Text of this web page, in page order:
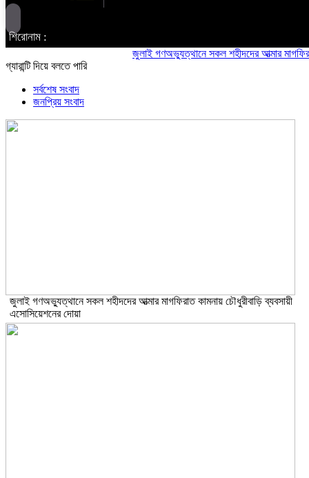
শিরোনাম :
জুলাই গণঅভ্যুত্থানে সকল শহীদদের আত্মার মাগফিরাত
গ্যারান্টি দিয়ে বলতে পারি
সর্বশেষ সংবাদ
জনপ্রিয় সংবাদ
জুলাই গণঅভ্যুত্থানে সকল শহীদদের আত্মার মাগফিরাত কামনায় চৌধুরীবাড়ি ব্যবসায়ী
এসোসিয়েশনের দোয়া